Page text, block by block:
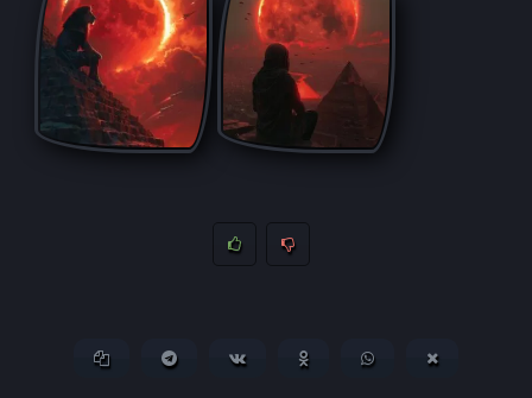
Копировать ссылкуПоделиться в Telegram
Поделиться ВКонтактеПоделиться в
Поделиться в